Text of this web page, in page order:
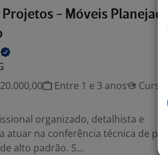
- Móveis
Entre 1 e 3 anos
Curso
organizado, detalhista e
na conferência técnica de
alto padrão. S...